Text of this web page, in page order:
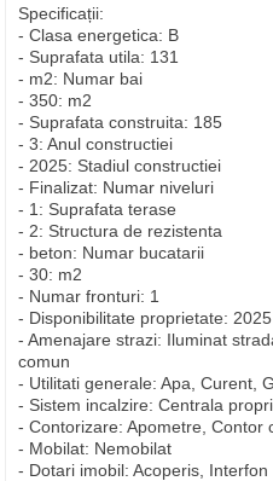
Specificații:
- Clasa energetica: B
- Suprafata utila: 131
- m2: Numar bai
- 350: m2
- Suprafata construita: 185
- 3: Anul constructiei
- 2025: Stadiul constructiei
- Finalizat: Numar niveluri
- 1: Suprafata terase
- 2: Structura de rezistenta
- beton: Numar bucatarii
- 30: m2
- Numar fronturi: 1
- Disponibilitate proprietate: 2025
- Amenajare strazi: Iluminat
comun
- Utilitati generale: Apa, Curent,
- Sistem incalzire: Centrala
- Contorizare: Apometre, Contor
- Mobilat: Nemobilat
- Dotari imobil: Acoperis, Interfon